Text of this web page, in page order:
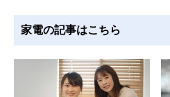
家電の記事はこちら